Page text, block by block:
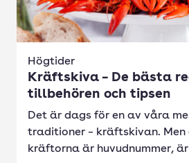
Högtider
Kräftskiva – De bästa
tillbehören och tipsen
Det är dags för en av våra
traditioner – kräftskivan. Men
kräftorna är huvudnummer,